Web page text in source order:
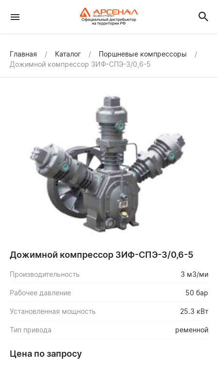
Главная Каталог
Поршневые компрессоры
Дожимной компрессор ЗИФ-СПЭ-3/0,6-5
Дожимной компрессор ЗИФ-СПЭ-3/0,6-5
Производительность 3 м3/ми
Рабочее давление 50 бар
Установленная мощность 25.3 кВт
Тип привода ременной
Цена по запросу